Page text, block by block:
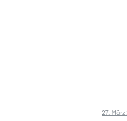
27. März